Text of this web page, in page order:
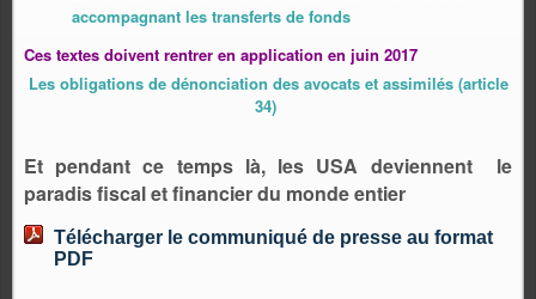
accompagnant les transferts de fonds
Ces textes doivent rentrer en application en juin 2017
Les obligations de dénonciation des avocats et assimilés (article
34)
Et pendant ce temps là, les USA deviennent le
paradis fiscal et financier du monde entier
Télécharger le communiqué de presse au format
PDF